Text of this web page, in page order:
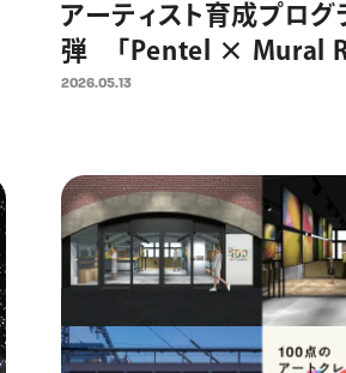
アーティスト育成プログ
弾 「Pentel × Mural
Project 2026」の参加者
でつなぎ、アートを日常
の取り組みとして
2026.05.13